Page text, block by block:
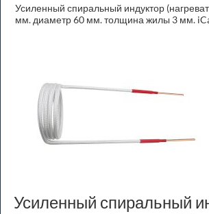
Усиленный спиральный индуктор
мм. диаметр 60 мм. толщина жилы 3 мм.
Усиленный спиральный